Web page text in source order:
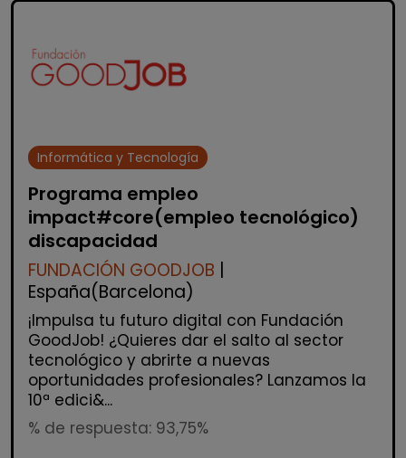
Informática y Tecnología
Programa empleo
impact#core(empleo tecnológico)
discapacidad
FUNDACIÓN GOODJOB
España(Barcelona)
¡Impulsa tu futuro digital con Fundación
GoodJob! ¿Quieres dar el salto al sector
tecnológico y abrirte a nuevas
oportunidades profesionales? Lanzamos la
10ª edici&...
% de respuesta: 93,75%